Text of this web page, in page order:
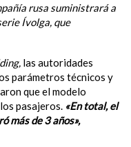
rusa suministrará a
Ívolga, que
las autoridades
parámetros técnicos y
que el modelo
pasajeros. «En total, el
más de 3 años»,